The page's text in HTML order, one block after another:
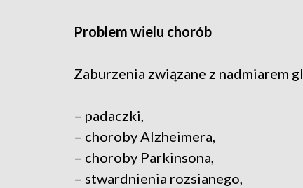
Problem wielu chorób
Zaburzenia związane z nadmiarem
– padaczki,
– choroby Alzheimera,
– choroby Parkinsona,
– stwardnienia rozsianego,